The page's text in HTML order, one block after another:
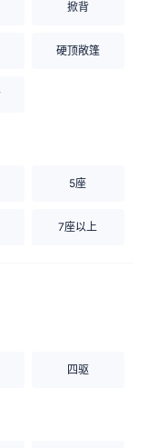
掀背
硬顶敞篷
5座
7座以上
四驱